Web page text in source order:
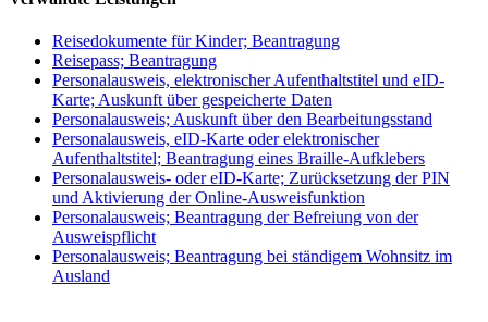
Reisedokumente für Kinder; Beantragung
Reisepass; Beantragung
Personalausweis, elektronischer Aufenthaltstitel und eID-
Karte; Auskunft über gespeicherte Daten
Personalausweis; Auskunft über den Bearbeitungsstand
Personalausweis, eID-Karte oder elektronischer
Aufenthaltstitel; Beantragung eines Braille-Aufklebers
Personalausweis- oder eID-Karte; Zurücksetzung der PIN
und Aktivierung der Online-Ausweisfunktion
Personalausweis; Beantragung der Befreiung von der
Ausweispflicht
Personalausweis; Beantragung bei ständigem Wohnsitz im
Ausland